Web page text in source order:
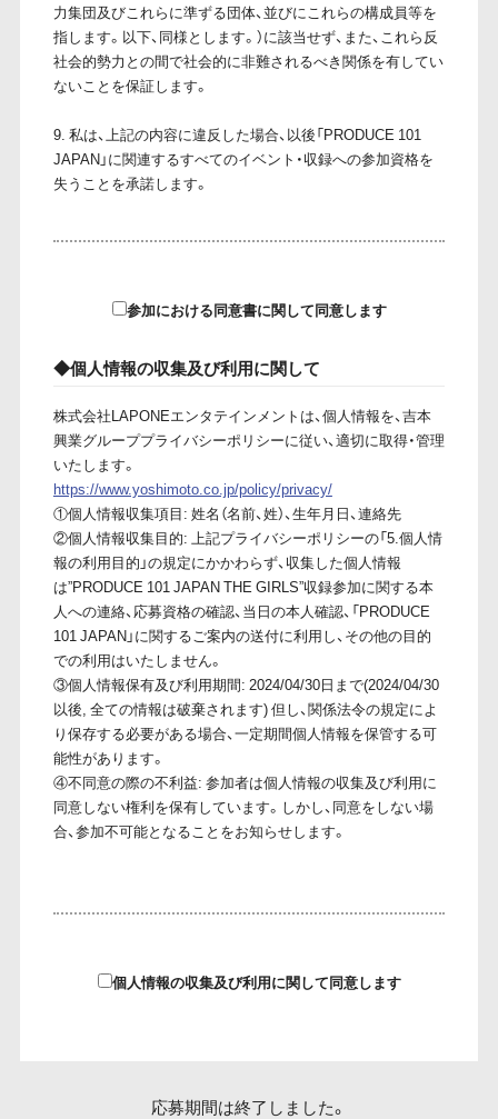
力集団及びこれらに準ずる団体、並びにこれらの構成員等を
指します。以下、同様とします。）に該当せず、また、これら反
社会的勢力との間で社会的に非難されるべき関係を有してい
ないことを保証します。
9. 私は、上記の内容に違反した場合、以後「PRODUCE 101
JAPAN」に関連するすべてのイベント・収録への参加資格を
失うことを承諾します。
参加における同意書に関して同意します
◆個人情報の収集及び利用に関して
株式会社LAPONEエンタテインメントは、個人情報を、吉本
興業グループプライバシーポリシーに従い、適切に取得・管理
いたします。
https://www.yoshimoto.co.jp/policy/privacy/
①個人情報収集項目: 姓名（名前、姓）、生年月日、連絡先
②個人情報収集目的: 上記プライバシーポリシーの「5.個人情
報の利用目的」の規定にかかわらず、収集した個人情報
は”PRODUCE 101 JAPAN THE GIRLS”収録参加に関する本
人への連絡、応募資格の確認、当日の本人確認、「PRODUCE
101 JAPAN」に関するご案内の送付に利用し、その他の目的
での利用はいたしません。
③個人情報保有及び利用期間: 2024/04/30日まで(2024/04/30
以後, 全ての情報は破棄されます) 但し、関係法令の規定によ
り保存する必要がある場合、一定期間個人情報を保管する可
能性があります。
④不同意の際の不利益: 参加者は個人情報の収集及び利用に
同意しない権利を保有しています。しかし、同意をしない場
合、参加不可能となることをお知らせします。
個人情報の収集及び利用に関して同意します
応募期間は終了しました。